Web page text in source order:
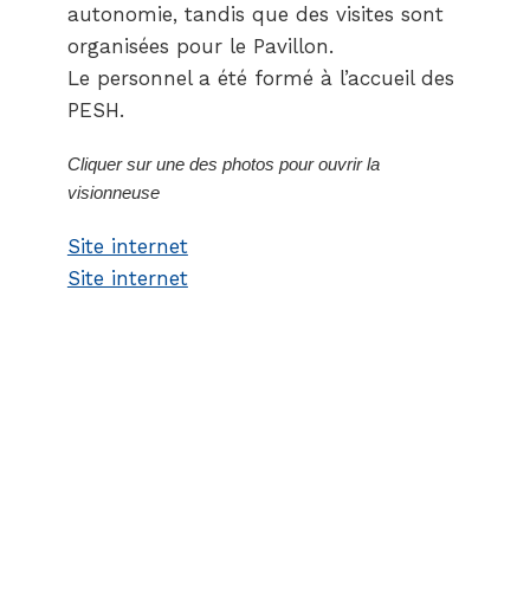
autonomie, tandis que des visites sont
organisées pour le Pavillon.
Le personnel a été formé à l’accueil des
PESH.
Cliquer sur une des photos pour ouvrir la
visionneuse
Site internet
Site internet